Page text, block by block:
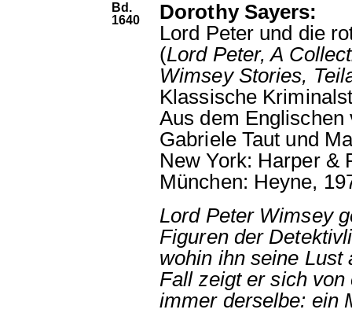
Bd.
1640
Dorothy Sayers:
Lord Peter und die
(Lord Peter, A
Wimsey Stories,
Klassische
Aus dem Englischen
Gabriele Taut und
New York: Harper &
München: Heyne,
Lord Peter Wimsey
Figuren der
wohin ihn seine Lust
Fall zeigt er sich
immer derselbe: ein